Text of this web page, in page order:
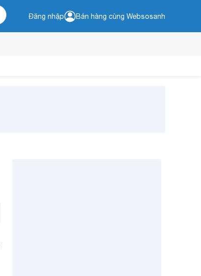
Đăng nhập Bán hàng cùng Websosanh